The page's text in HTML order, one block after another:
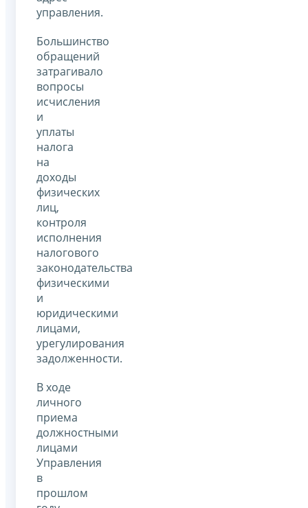
управления.
Большинство
обращений
затрагивало
вопросы
исчисления
и
уплаты
налога
на
доходы
физических
лиц,
контроля
исполнения
налогового
законодательства
физическими
и
юридическими
лицами,
урегулирования
задолженности.
В ходе
личного
приема
должностными
лицами
Управления
в
прошлом